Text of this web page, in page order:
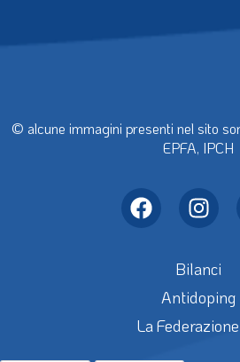
© alcune immagini presenti nel sito
EPFA, IPCH
Bilanci
Antidoping
La Federazione